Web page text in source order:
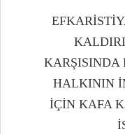
KARŞISINDA
HALKININ
İÇİN KAFA